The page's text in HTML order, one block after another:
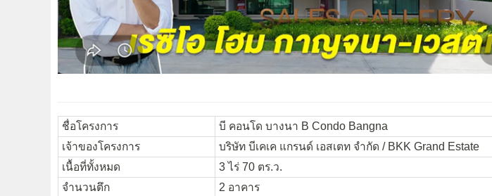
ชื่อโครงการ
บี คอนโด บางนา B Condo Bangna
เจ้าของโครงการ
บริษัท บีเคเค แกรนด์ เอสเตท จำกัด / BKK Grand Estate
เนื้อที่ทั้งหมด
3 ไร่ 70 ตร.ว.
จำนวนตึก
2 อาคาร